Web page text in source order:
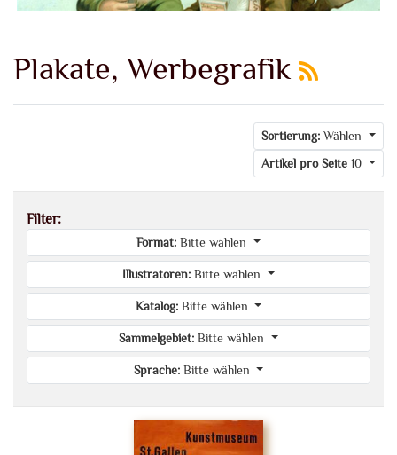
Plakate, Werbegrafik
Sortierung: Wählen
Artikel pro Seite 10
Filter:
Format: Bitte wählen
Illustratoren: Bitte wählen
Katalog: Bitte wählen
Sammelgebiet: Bitte wählen
Sprache: Bitte wählen